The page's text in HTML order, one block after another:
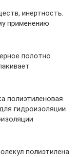
инертность.
применению
полотно
полиэтиленовая
гидроизоляции
полиэтилена